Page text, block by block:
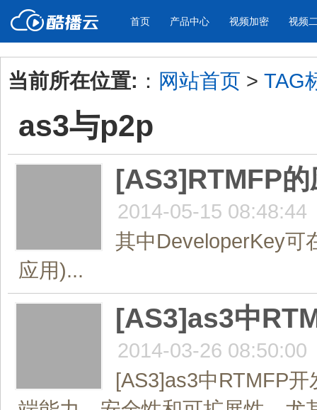
首页 产品中心
产品与新功能
视频加密防下载防录屏
教学课程全终端视频加密
防下载/防盗录/防录屏/防篡改
帮助企业视频
视频加密 视频
应用场景
企业宣传
工作汇报
年会节目
当前所在位置: ： 网站首页 > TAG
as3与p2p
[AS3]RTMFP
2014-05-15 08:48:44
其中DeveloperKey可
应用)...
[AS3]as3中
2014-03-26 08:50:00
[AS3]as3中RTMFP